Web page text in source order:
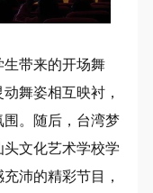
带来的开场舞
舞姿相互映衬，
。随后，台湾梦
文化艺术学校学
沛的精彩节目，